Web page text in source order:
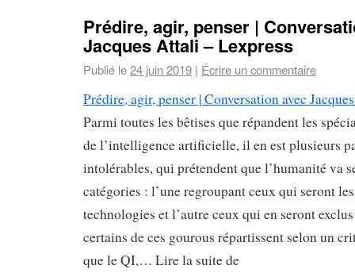
Prédire, agir, penser |
Jacques Attali – Lexpress
Publié le24 juin 2019 | Écrire un commentaire
Prédire, agir, penser | Conversation avec
Parmi toutes les bêtises que répandent les
de l’intelligence artificielle, il en est plusieurs
intolérables, qui prétendent que l’humanité va
catégories : l’une regroupant ceux qui seront
technologies et l’autre ceux qui en seront
certains de ces gourous répartissent selon un
que le QI,… Lire la suite de